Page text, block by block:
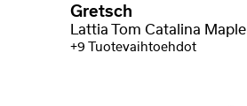
Gretsch
Lattia Tom Catalina Maple
+9 Tuotevaihtoehdot